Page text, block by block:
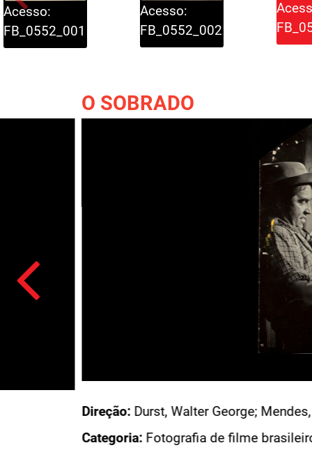
Acesso:
FB_0552_001
Acesso:
FB_0552_002
O SOBRADO
Durst, Walter George; Mendes, Cassiano
Fotografia de filme brasileiro